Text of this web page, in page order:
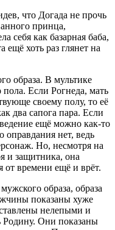
что Догада не прочь
принца,
себя как базарная баба,
ещё хоть раз глянет на
образа. В мультике
Если Рогнеда, мать
своему полу, то её
два сапога пара. Если
ещё можно как-то
оправдания нет, ведь
Но, несмотря на
и защитника, она
от времени ещё и врёт.
образа, образа
показаны хуже
нелепыми и
Они показаны